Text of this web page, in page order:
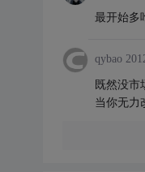
最开始多
qybao
既然没市
当你无力